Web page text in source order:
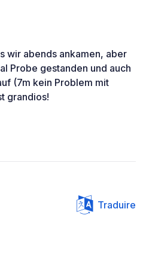
wir abends ankamen, aber
Probe gestanden und auch
(7m kein Problem mit
grandios!
Traduire